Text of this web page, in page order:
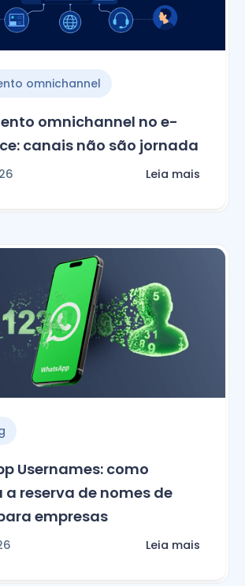
omnichannel
omnichannel no e-
canais não são jornada
Leia mais
Usernames: como
reserva de nomes de
empresas
Leia mais